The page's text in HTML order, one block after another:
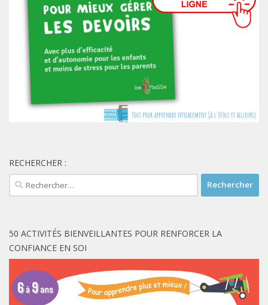
RECHERCHER :
Rechercher :
50 ACTIVITÉS BIENVEILLANTES POUR RENFORCER LA
CONFIANCE EN SOI